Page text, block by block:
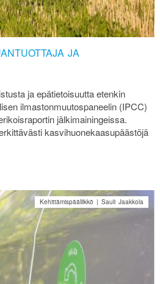
JA
ja epätietoisuutta etenkin
ilmastonmuutospaneelin (IPCC)
jälkimainingeissa.
kasvihuonekaasupäästöjä
Kehittämispäällikkö | Sauli Jaakkola